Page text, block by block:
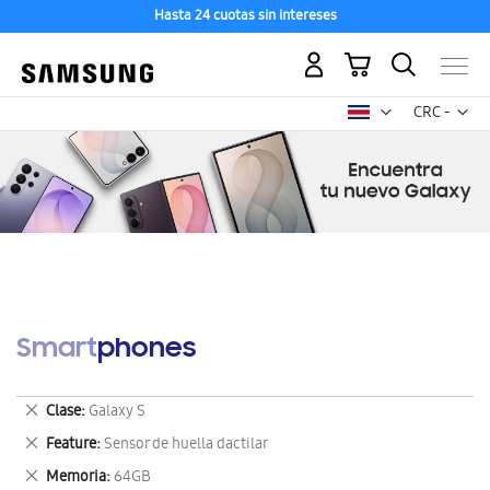
Hasta 24 cuotas sin intereses
CRC -
colón
Mi carrito
Smartphones
Clase Galaxy S
Eliminar
este
artículo
Feature Sensor de huella dactilar
Eliminar
este
Memoria 64GB
Eliminar